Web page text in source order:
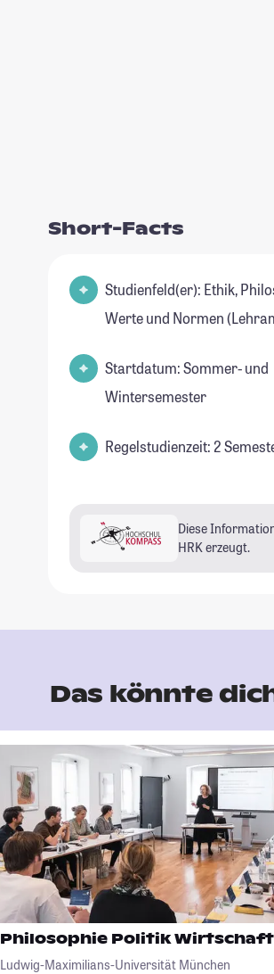
Short-Facts
Studienfeld(er): Ethik, Philosophie,
Werte und Normen
Startdatum: Sommer- und
Wintersemester
Regelstudienzeit: 2
Diese
HRK erzeugt.
Das könnte
Philosophie Politik Wirtschaft
Ludwig-Maximilians-Universität München